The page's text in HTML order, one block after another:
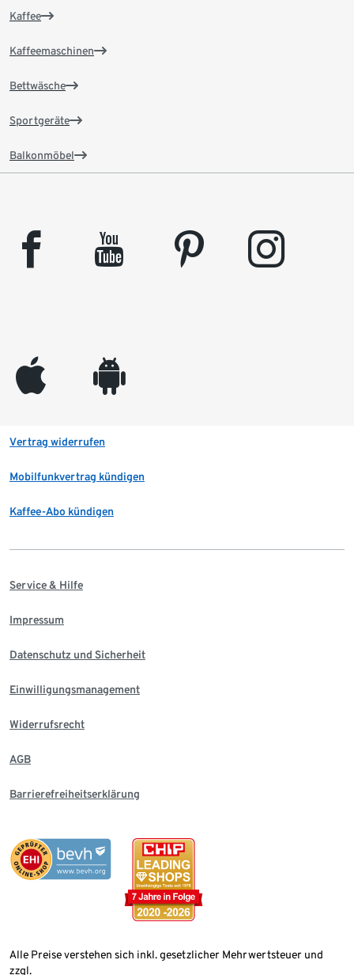
Kaffee
Kaffeemaschinen
Bettwäsche
Sportgeräte
Balkonmöbel
facebook youtube pinterest instagram
appleinc android
Vertrag widerrufen
Mobilfunkvertrag kündigen
Kaffee-Abo kündigen
Service & Hilfe
Impressum
Datenschutz und Sicherheit
Einwilligungsmanagement
Widerrufsrecht
AGB
Barrierefreiheitserklärung
Alle Preise verstehen sich inkl. gesetzlicher Mehrwertsteuer und
zzgl.